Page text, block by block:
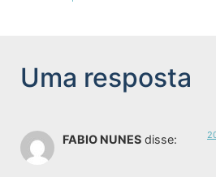
Uma resposta
FABIO NUNES disse: